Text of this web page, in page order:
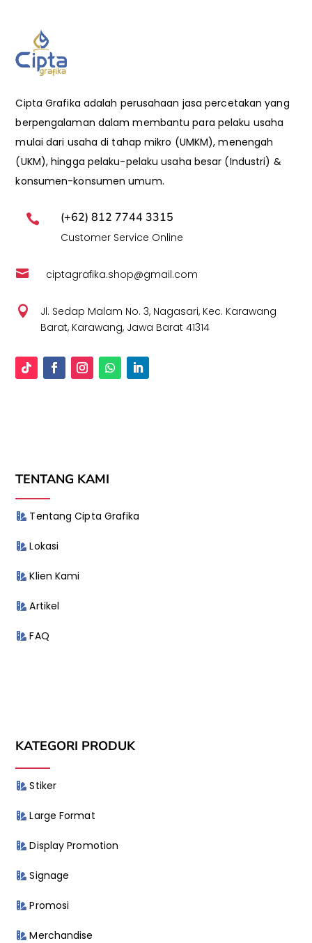
Cipta Grafika adalah perusahaan jasa percetakan yang
berpengalaman dalam membantu para pelaku usaha
mulai dari usaha di tahap mikro (UMKM), menengah
(UKM), hingga pelaku-pelaku usaha besar (Industri) &
konsumen-konsumen umum.
 (+62) 812 7744 3315
Customer Service Online
 ciptagrafika.shop@gmail.com

Jl. Sedap Malam No. 3, Nagasari, Kec. Karawang
Barat, Karawang, Jawa Barat 41314
TENTANG KAMI
Tentang Cipta Grafika
Lokasi
Klien Kami
Artikel
FAQ
KATEGORI PRODUK
Stiker
Large Format
Display Promotion
Signage
Promosi
Merchandise